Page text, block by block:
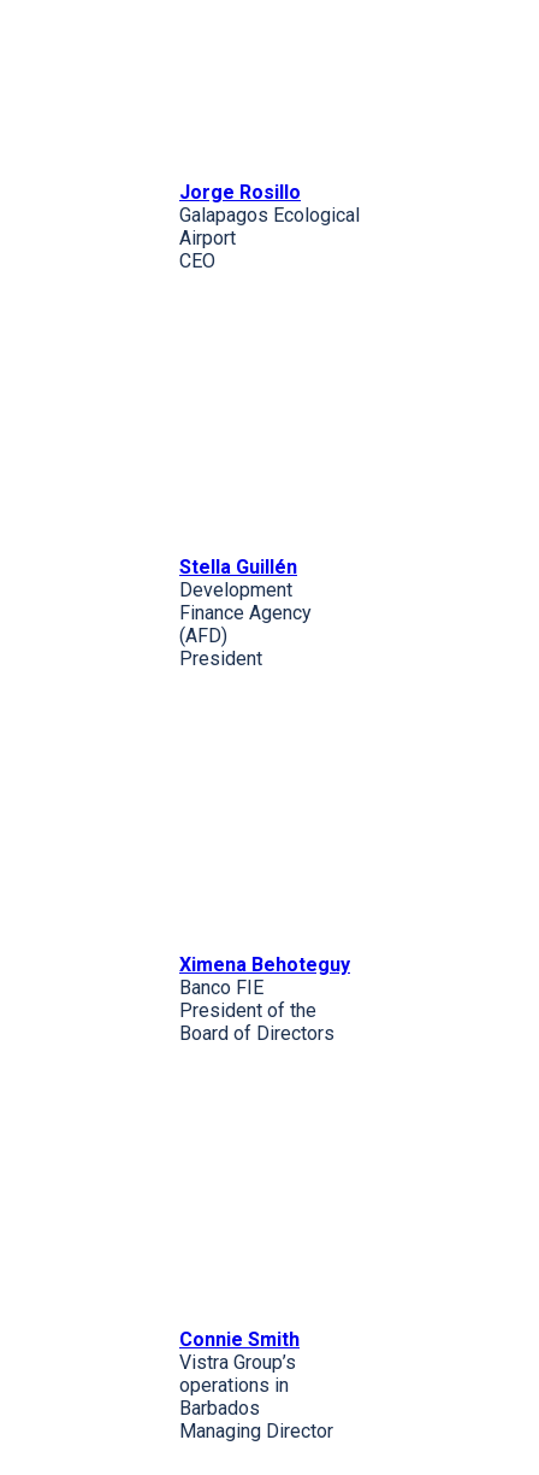
Jorge Rosillo
Galapagos Ecological
Airport
CEO
Stella Guillén
Development
Finance Agency
(AFD)
President
Ximena Behoteguy
Banco FIE
President of the
Board of Directors
Connie Smith
Vistra Group’s
operations in
Barbados
Managing Director